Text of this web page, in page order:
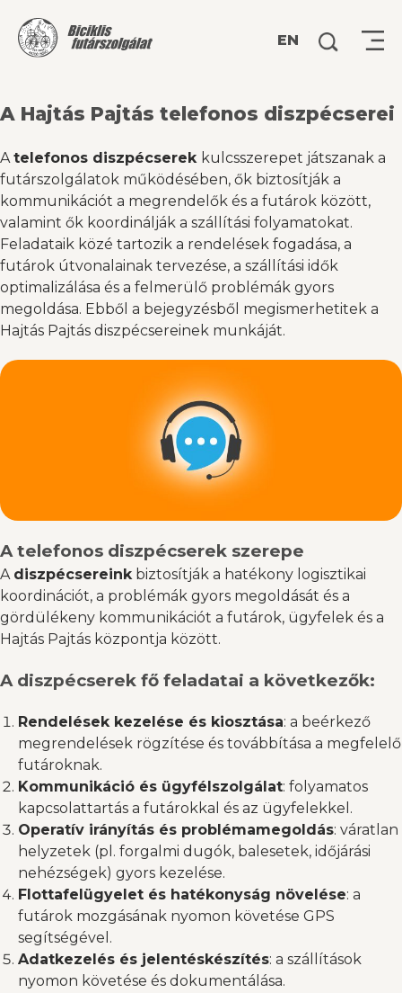
EN Keresés:
A Hajtás Pajtás telefonos diszpécserei
Atelefonos diszpécserek kulcsszerepet játszanak a
futárszolgálatok működésében, ők biztosítják a
kommunikációt a megrendelők és a futárok között,
valamint ők koordinálják a szállítási folyamatokat.
Feladataik közé tartozik a rendelések fogadása, a
futárok útvonalainak tervezése, a szállítási idők
optimalizálása és a felmerülő problémák gyors
megoldása.​ Ebből a bejegyzésből megismerhetitek a
Hajtás Pajtás diszpécsereinek munkáját.
A telefonos diszpécserek szerepe
A diszpécsereinkbiztosítják a hatékony logisztikai
koordinációt, a problémák gyors megoldását és a
gördülékeny kommunikációt a futárok, ügyfelek és a
Hajtás Pajtás központja között.
A diszpécserek fő feladatai a következők:
Rendelések kezelése és kiosztása: a beérkező
megrendelések rögzítése és továbbítása a megfelelő
futároknak.
Kommunikáció és ügyfélszolgálat: folyamatos
kapcsolattartás a futárokkal és az ügyfelekkel.
Operatív irányítás és problémamegoldás: váratlan
helyzetek (pl. forgalmi dugók, balesetek, időjárási
nehézségek) gyors kezelése.
Flottafelügyelet és hatékonyság növelése: a
futárok mozgásának nyomon követése GPS
segítségével.
Adatkezelés és jelentéskészítés: a szállítások
nyomon követése és dokumentálása.